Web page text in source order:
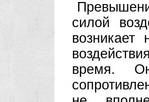
силой
возникает
время.